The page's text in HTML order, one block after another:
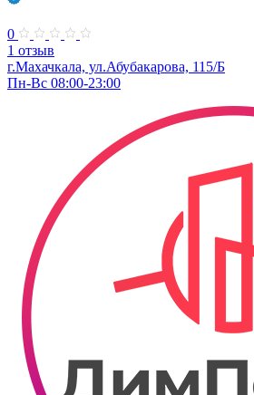
0
1 отзыв
г.Махачкала, ​ул.Абубакарова, 115/Б
Пн-Вс 08:00-23:00